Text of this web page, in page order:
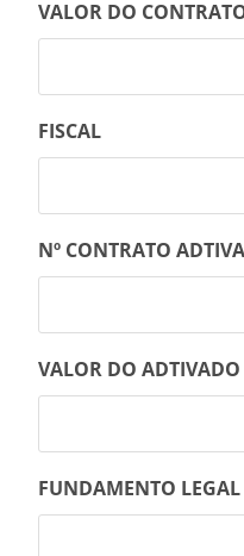
VALOR DO
FISCAL
Nº CONTRATO
VALOR DO ADTIVADO
FUNDAMENTO LEGAL